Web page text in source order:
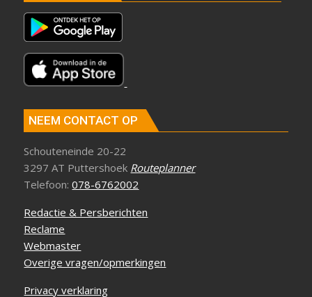
NEEM CONTACT OP
Schouteneinde 20-22
3297 AT Puttershoek Routeplanner
Telefoon:078-6762002
Redactie & Persberichten
Reclame
Webmaster
Overige vragen/opmerkingen
Privacy verklaring